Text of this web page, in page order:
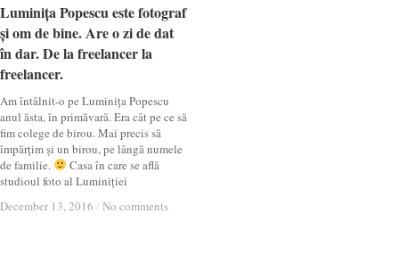
Luminița Popescu este fotograf
și om de bine. Are o zi de dat
în dar. De la freelancer la
freelancer.
Am întâlnit-o pe Luminița Popescu
anul ăsta, în primăvară. Era cât pe ce să
fim colege de birou. Mai precis să
împărțim și un birou, pe lângă numele
de familie.
Casa în care se află
studioul foto al Luminiției
December 13, 2016 / No comments
Luminița Popescu este fotograf
și om de bine. Are o zi de dat
în dar. De la freelancer la
freelancer.
December 13, 2016 / No comments